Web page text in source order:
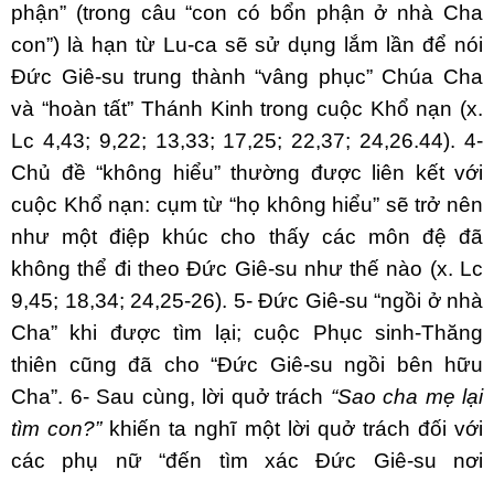
phận” (trong câu “con có bổn phận ở nhà Cha
con”) là hạn từ Lu-ca sẽ sử dụng lắm lần để nói
Đức Giê-su trung thành “vâng phục” Chúa Cha
và “hoàn tất” Thánh Kinh trong cuộc Khổ nạn (x.
Lc 4,43; 9,22; 13,33; 17,25; 22,37; 24,26.44). 4-
Chủ đề “không hiểu” thường được liên kết với
cuộc Khổ nạn: cụm từ “họ không hiểu” sẽ trở nên
như một điệp khúc cho thấy các môn đệ đã
không thể đi theo Đức Giê-su như thế nào (x. Lc
9,45; 18,34; 24,25-26). 5- Đức Giê-su “ngồi ở nhà
Cha” khi được tìm lại; cuộc Phục sinh-Thăng
thiên cũng đã cho “Đức Giê-su ngồi bên hữu
Cha”. 6- Sau cùng, lời quở trách “Sao cha mẹ lại
tìm con?”khiến ta nghĩ một lời quở trách đối với
các phụ nữ “đến tìm xác Đức Giê-su nơi